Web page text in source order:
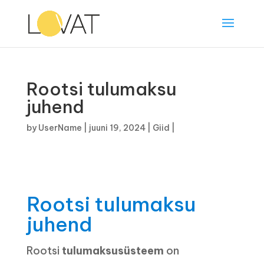
Rootsi tulumaksu
juhend
by UserName juuni 19, 2024| Giid
Rootsi tulumaksu
juhend
Rootsi tulumaksusüsteem on